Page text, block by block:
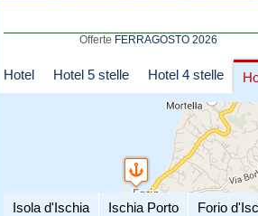
Offerte FERRAGOSTO 2026
Hotel Hotel 5 stelle Hotel 4 stelle
Isola d'Ischia Ischia Porto Forio